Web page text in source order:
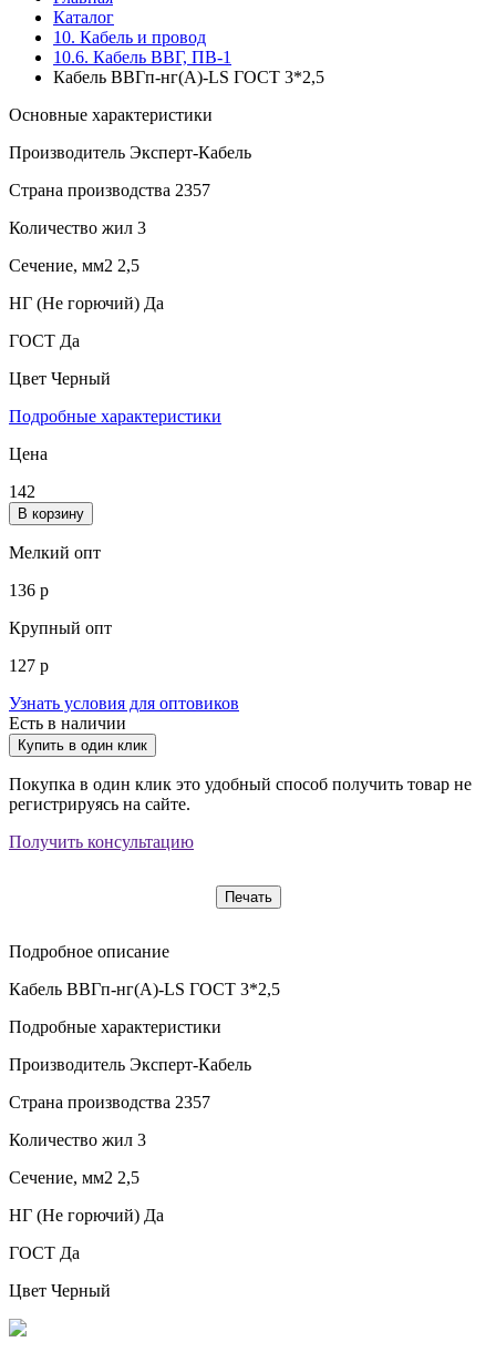
Каталог
10. Кабель и провод
10.6. Кабель ВВГ, ПВ-1
Кабель ВВГп-нг(А)-LS ГОСТ 3*2,5
Основные характеристики
Производитель Эксперт-Кабель
Страна производства 2357
Количество жил 3
Сечение, мм2 2,5
НГ (Не горючий) Да
ГОСТ Да
Цвет Черный
Подробные характеристики
Цена
142
В корзину
Мелкий опт
136 р
Крупный опт
127 р
Узнать условия для оптовиков
Есть в наличии
Купить в один клик
Покупка в один клик это удобный способ получить товар не
регистрируясь на сайте.
Получить консультацию
Печать
Подробное описание
Кабель ВВГп-нг(А)-LS ГОСТ 3*2,5
Подробные характеристики
Производитель Эксперт-Кабель
Страна производства 2357
Количество жил 3
Сечение, мм2 2,5
НГ (Не горючий) Да
ГОСТ Да
Цвет Черный